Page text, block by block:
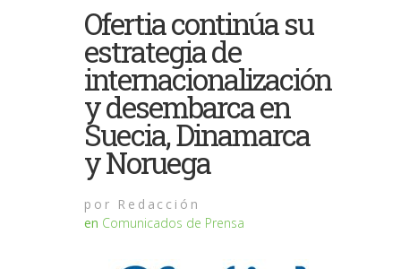
Ofertia continúa su
estrategia de
internacionalización
y desembarca en
Suecia, Dinamarca
y Noruega
por Redacción
en Comunicados de Prensa